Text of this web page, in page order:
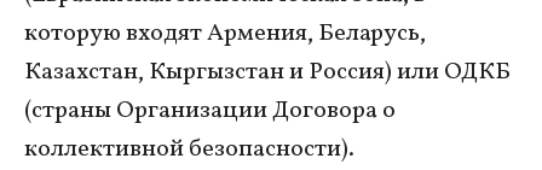
которую входят Армения, Беларусь,
Казахстан, Кыргызстан и Россия) или ОДКБ
(страны Организации Договора о
коллективной безопасности).